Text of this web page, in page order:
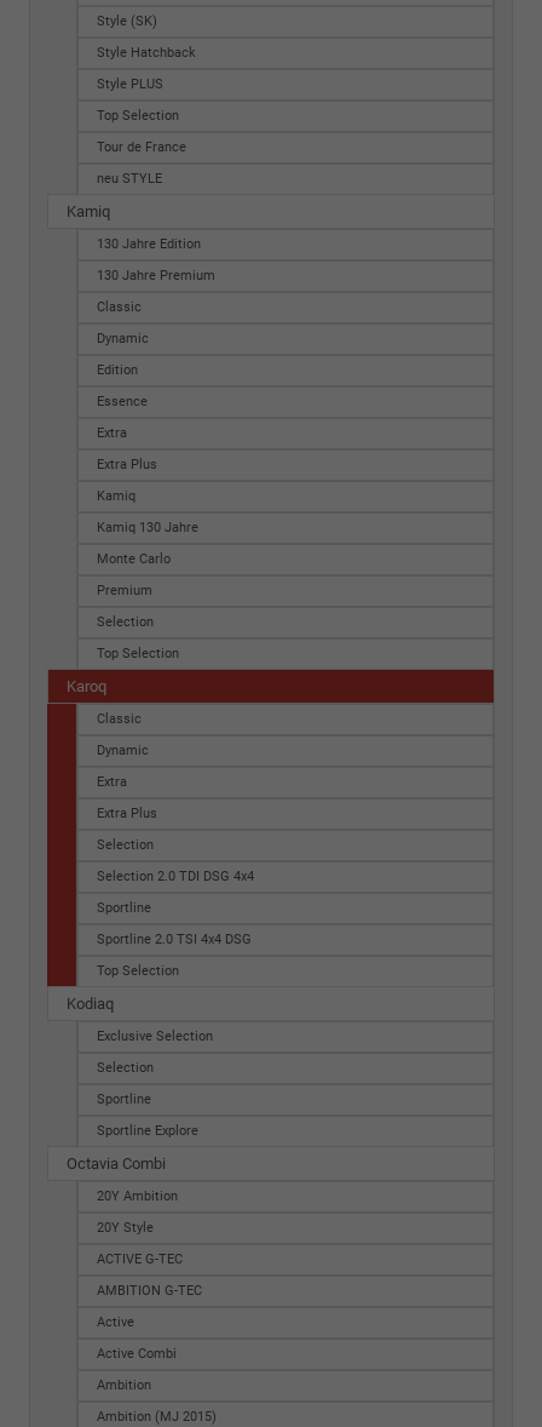
Style (SK)
Style Hatchback
Style PLUS
Top Selection
Tour de France
neu STYLE
Kamiq
130 Jahre Edition
130 Jahre Premium
Classic
Dynamic
Edition
Essence
Extra
Extra Plus
Kamiq
Kamiq 130 Jahre
Monte Carlo
Premium
Selection
Top Selection
Karoq
Classic
Dynamic
Extra
Extra Plus
Selection
Selection 2.0 TDI DSG 4x4
Sportline
Sportline 2.0 TSI 4x4 DSG
Top Selection
Kodiaq
Exclusive Selection
Selection
Sportline
Sportline Explore
Octavia Combi
20Y Ambition
20Y Style
ACTIVE G-TEC
AMBITION G-TEC
Active
Active Combi
Ambition
Ambition (MJ 2015)